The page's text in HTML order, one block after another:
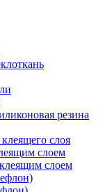
резина
слоя
слоем
слоем